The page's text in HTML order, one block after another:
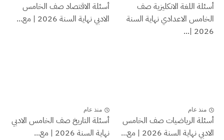
أسئلة اللغة الانكليزية صف
الخامس الاعدادي نهاية السنة
2026 |...
أسئلة الاقتصاد صف الخامس
الادبي نهاية السنة 2026 | مع...
منذ عام
أسئلة الرياضيات صف الخامس
الادبي نهاية السنة 2026 | مع...
منذ عام
أسئلة التاريخ صف الخامس الادبي
نهاية السنة 2026 | مع...